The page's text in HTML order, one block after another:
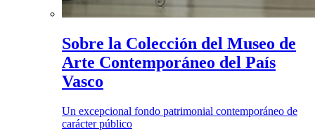
Sobre la Colección del Museo de
Arte Contemporáneo del País
Vasco
Un excepcional fondo patrimonial contemporáneo de
carácter público